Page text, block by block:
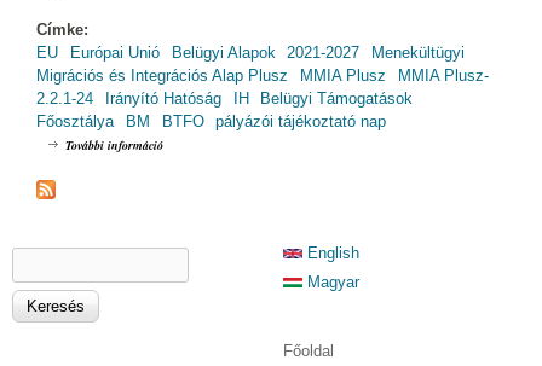
Címke:
EU
Európai Unió Belügyi Alapok 2021-2027
Menekültügyi
Migrációs és Integrációs Alap Plusz
MMIA Plusz
MMIA Plusz-
2.2.1-24
Irányító Hatóság IH
Belügyi Támogatások
Főosztálya
BM BTFO pályázói tájékoztató nap
További információ
KERESÉS ŰRLAP
English
Magyar
Főoldal